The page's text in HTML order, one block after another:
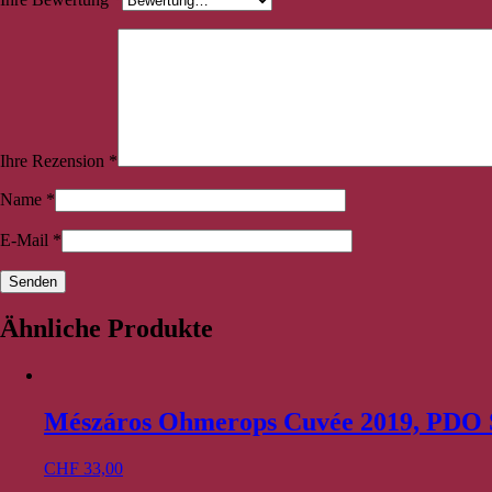
Ihre Rezension *
Name *
E-Mail *
Ähnliche Produkte
Mészáros Ohmerops Cuvée 2019, PDO
CHF 33,00